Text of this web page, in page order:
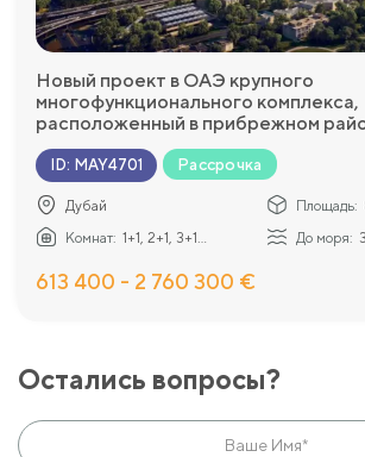
Новый проект в ОАЭ крупного
многофункционального комплекса,
расположенный в прибрежном
ID: MAY4701 Рассрочка
Дубай Площадь:
Комнат: 1+1, 2+1, 3+1... До моря:
613 400 - 2 760 300 €
Остались вопросы?